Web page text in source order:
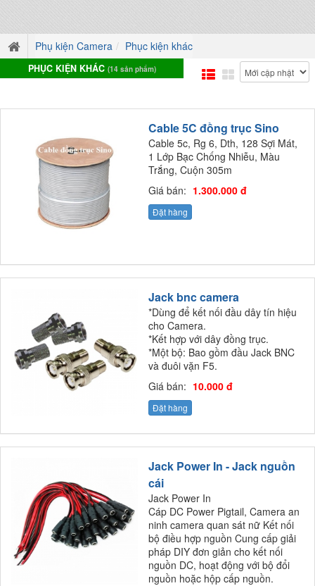
Phụ kiện Camera Phục kiện khác
PHỤC KIỆN KHÁC (14 sản phẩm)
Cable 5C đồng trục Sino
Cable 5c, Rg 6, Dth, 128 Sợi Mát,
1 Lớp Bạc Chống Nhiễu, Màu
Trắng, Cuộn 305m
Giá bán: 1.300.000 đ
Đặt hàng
Jack bnc camera
*Dùng để kết nối đầu dây tín hiệu
cho Camera.
*Kết hợp với dây đồng trục.
*Một bộ: Bao gồm đầu Jack BNC
và đuôi vặn F5.
Giá bán: 10.000 đ
Đặt hàng
Jack Power In - Jack nguồn
cái
Jack Power In
Cáp DC Power Pigtail, Camera an
ninh camera quan sát nữ Kết nối
bộ điều hợp nguồn Cung cấp giải
pháp DIY đơn giản cho kết nối
nguồn DC, hoạt động với bộ đổi
nguồn hoặc hộp cấp nguồn.